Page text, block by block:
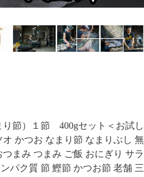
り節）１節 400gセット＜お試し
かつお なまり節 なまりぶし 無
まみ つまみ ご飯 おにぎり サラ
パク質 節 鰹節 かつお節 老舗 三